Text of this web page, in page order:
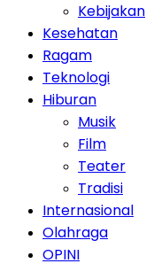
Kebijakan
Kesehatan
Ragam
Teknologi
Hiburan
Musik
Film
Teater
Tradisi
Internasional
Olahraga
OPINI